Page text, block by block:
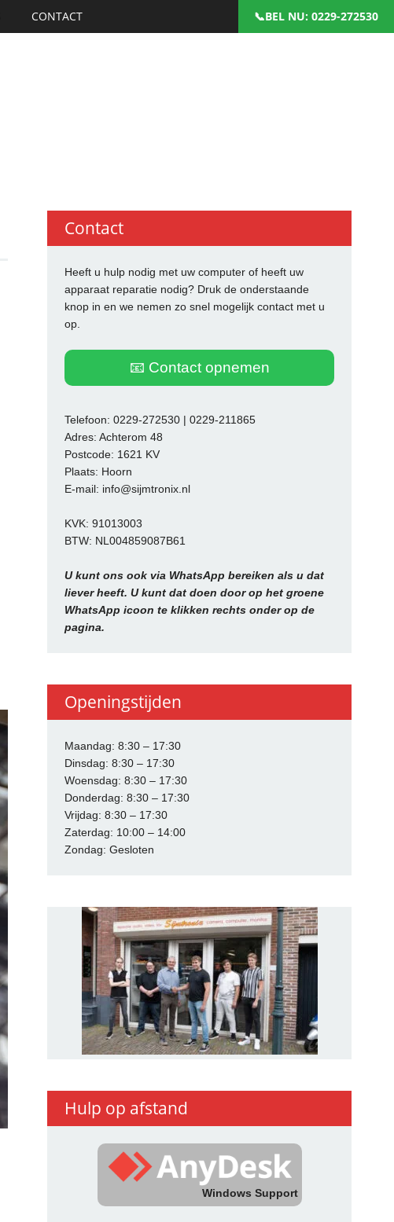
CONTACT : 0229-272530
Contact
Heeft u hulp nodig met uw computer of heeft uw
apparaat reparatie nodig? Druk de onderstaande
knop in en we nemen zo snel mogelijk contact met u
op.
📧 Contact opnemen
Telefoon: 0229-272530 | 0229-211865
Adres: Achterom 48
Postcode: 1621 KV
Plaats: Hoorn
E-mail: info@sijmtronix.nl
KVK: 91013003
BTW: NL004859087B61
U kunt ons ook via WhatsApp bereiken als u dat
liever heeft. U kunt dat doen door op het groene
WhatsApp icoon te klikken rechts onder op de
pagina.
Openingstijden
Maandag: 8:30 – 17:30
Dinsdag: 8:30 – 17:30
Woensdag: 8:30 – 17:30
Donderdag: 8:30 – 17:30
Vrijdag: 8:30 – 17:30
Zaterdag: 10:00 – 14:00
Zondag: Gesloten
Hulp op afstand
Windows Support